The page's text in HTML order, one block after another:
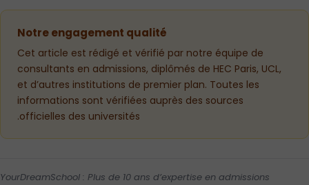
Notre engagement qualité
Cet article est rédigé et vérifié par notre équipe de
consultants en admissions, diplômés de HEC Paris, UCL,
et d’autres institutions de premier plan. Toutes les
informations sont vérifiées auprès des sources
officielles des universités.
YourDreamSchool : Plus de 10 ans d’expertise en admissions